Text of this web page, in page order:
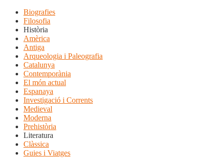
Biografies
Filosofia
Història
Amèrica
Antiga
Arqueologia i Paleografia
Catalunya
Contemporània
El món actual
Espanaya
Investigació i Corrents
Medieval
Moderna
Prehistòria
Literatura
Clàssica
Guies i Viatges